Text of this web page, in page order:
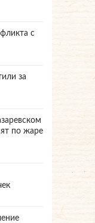
с
за
по жаре